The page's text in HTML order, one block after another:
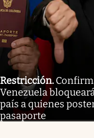
Restricción.
Venezuela
país a quienes
pasaporte